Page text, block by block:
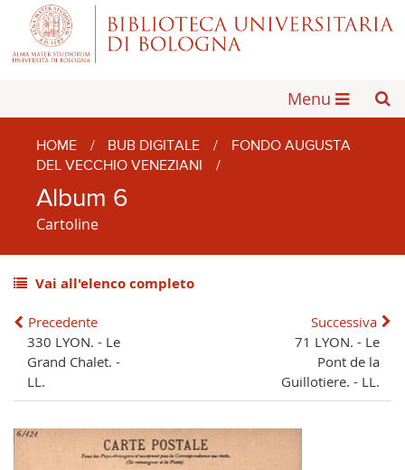
Menu
HOME / BUB DIGITALE /
FONDO AUGUSTA
DEL VECCHIO VENEZIANI
/
Album 6
Cartoline
Vai all'elenco completo
Precedente
330 LYON. - Le
Grand Chalet. -
LL.
Successiva
71 LYON. - Le
Pont de la
Guillotiere. - LL.